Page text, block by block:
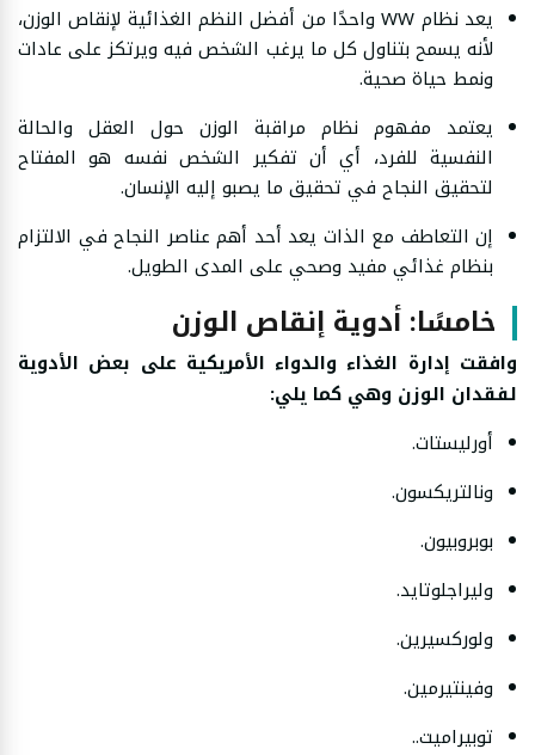
يعد نظام WW واحدًا من أفضل النظم الغذائية لإنقاص الوزن،
لأنه يسمح بتناول كل ما يرغب الشخص فيه ويرتكز على عادات
ونمط حياة صحية.
يعتمد مفهوم نظام مراقبة الوزن حول العقل والحالة
النفسية للفرد، أي أن تفكير الشخص نفسه هو المفتاح
لتحقيق النجاح في تحقيق ما يصبو إليه الإنسان.
إن التعاطف مع الذات يعد أحد أهم عناصر النجاح في الالتزام
بنظام غذائي مفيد وصحي على المدى الطويل.
خامسًا: أدوية إنقاص الوزن
وافقت إدارة الغذاء والدواء الأمريكية على بعض الأدوية
لفقدان الوزن وهي كما يلي:
أورليستات.
ونالتريكسون.
بوبروبيون.
وليراجلوتايد.
ولوركسيرين.
وفينتيرمين.
توبيراميت..